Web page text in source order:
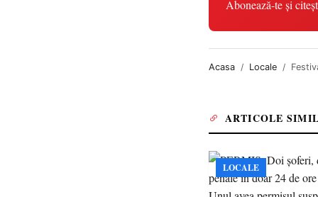
Abonează-te și
Acasa Locale
ARTICOLE
LOCALE